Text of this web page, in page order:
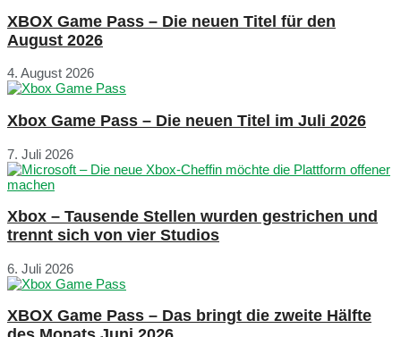
XBOX Game Pass – Die neuen Titel für den
August 2026
4. August 2026
Xbox Game Pass – Die neuen Titel im Juli 2026
7. Juli 2026
Xbox – Tausende Stellen wurden gestrichen und
trennt sich von vier Studios
6. Juli 2026
XBOX Game Pass – Das bringt die zweite Hälfte